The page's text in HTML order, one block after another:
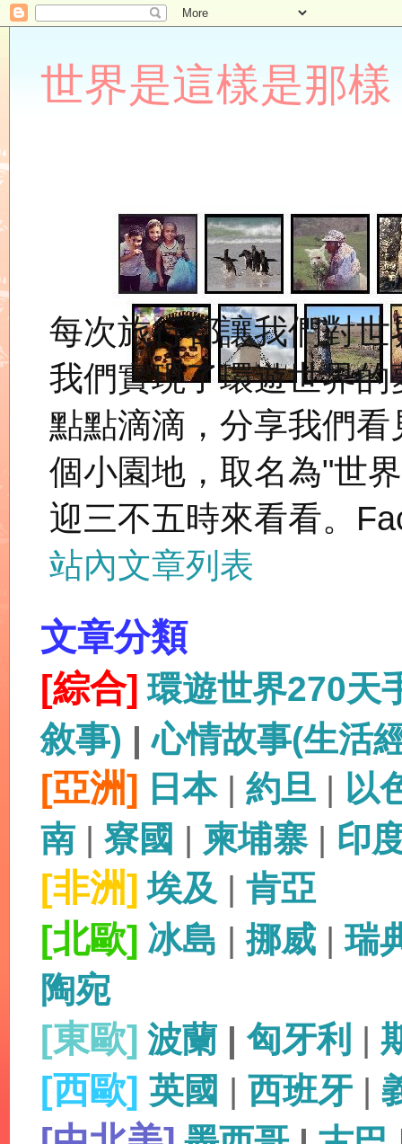
世界是這樣是那樣
每次旅行都讓我們對
我們實現了環遊世界
點點滴滴，分享我們
個小園地，取名為"世
迎三不五時來看看。
站內文章列表
文章分類
[綜合] 環遊世界270天
敘事) |心情故事(生活
[亞洲] 日本| 約旦 | 以
南 | 寮國 | 柬埔寨| 印
[非洲] 埃及 | 肯亞
[北歐] 冰島 |挪威 |瑞
陶宛
[東歐] 波蘭 | 匈牙利 |
[西歐] 英國 | 西班牙 |